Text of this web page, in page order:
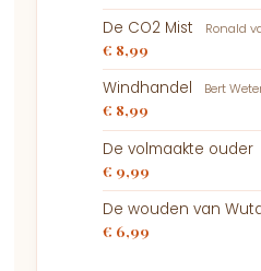
De CO2 Mist Ronald
€ 8,99
Windhandel Bert
€ 8,99
De volmaakte ouder
€ 9,99
De wouden van
€ 6,99